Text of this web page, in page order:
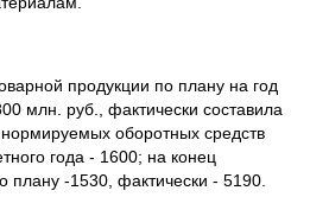
продукции по плану на год
млн. руб., фактически составила
оборотных средств
года - 1600; на конец
плану -1530, фактически - 5190.